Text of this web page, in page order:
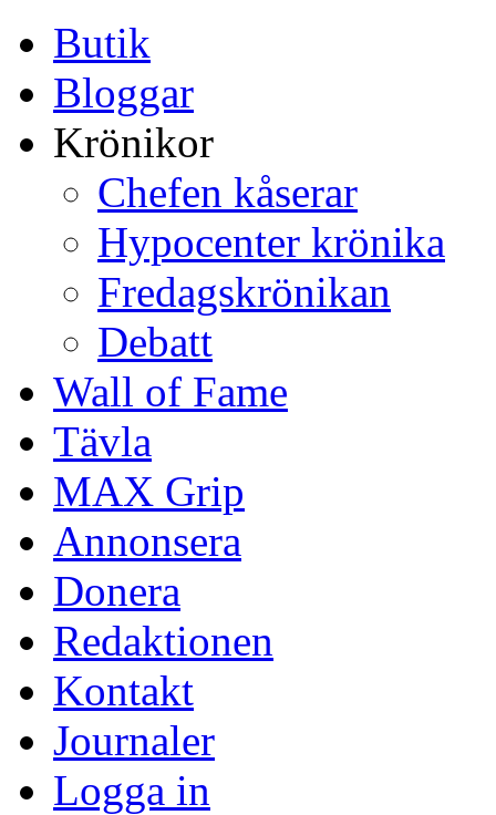
Butik
Bloggar
Krönikor
Chefen kåserar
Hypocenter krönika
Fredagskrönikan
Debatt
Wall of Fame
Tävla
MAX Grip
Annonsera
Donera
Redaktionen
Kontakt
Journaler
Logga in